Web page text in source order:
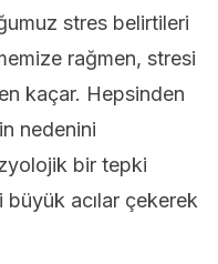
stres belirtileri
rağmen, stresi
kaçar. Hepsinden
nedenini
bir tepki
büyük acılar çekerek